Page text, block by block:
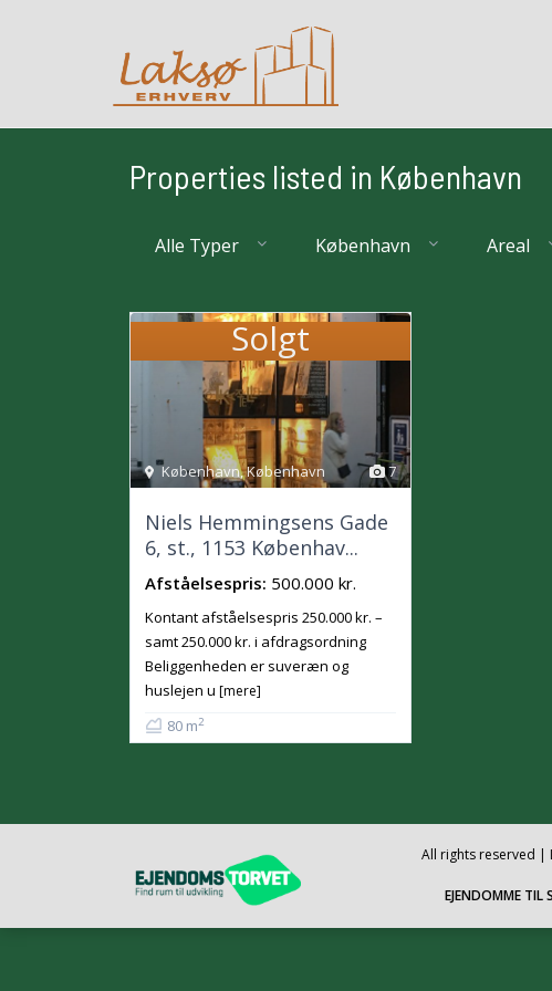
Properties listed in København
Alle Typer København Areal
7
København,København
Solgt
Niels Hemmingsens Gade
6, st., 1153 Københav...
Afståelsespris: 500.000 kr.
Kontant afståelsespris 250.000 kr. –
samt 250.000 kr. i afdragsordning
Beliggenheden er suveræn og
huslejen u [mere]
80 m2
All rights reserved |
EJENDOMME TIL